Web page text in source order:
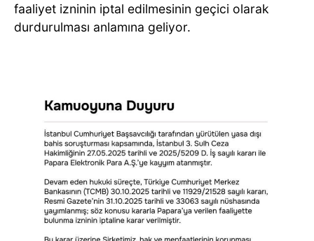
faaliyet izninin iptal edilmesinin geçici olarak
durdurulması anlamına geliyor.